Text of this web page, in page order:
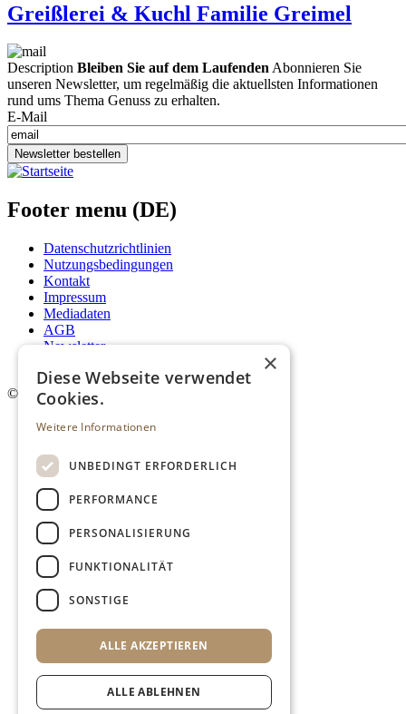
Greißlerei & Kuchl Familie Greimel
Description Bleiben Sie auf dem LaufendenAbonnieren Sie
unseren Newsletter, um regelmäßig die aktuellsten Informationen
rund ums Thema Genuss zu erhalten.
E-Mail
Newsletter bestellen
Footer menu (DE)
Datenschutzrichtlinien
Nutzungsbedingungen
Kontakt
Impressum
Mediadaten
AGB
Newsletter
© 2026. Alle Rechte vorbehalten.
×
Diese Webseite verwendet
Cookies.
Weitere Informationen
UNBEDINGT ERFORDERLICH
PERFORMANCE
PERSONALISIERUNG
FUNKTIONALITÄT
SONSTIGE
ALLE AKZEPTIEREN
ALLE ABLEHNEN